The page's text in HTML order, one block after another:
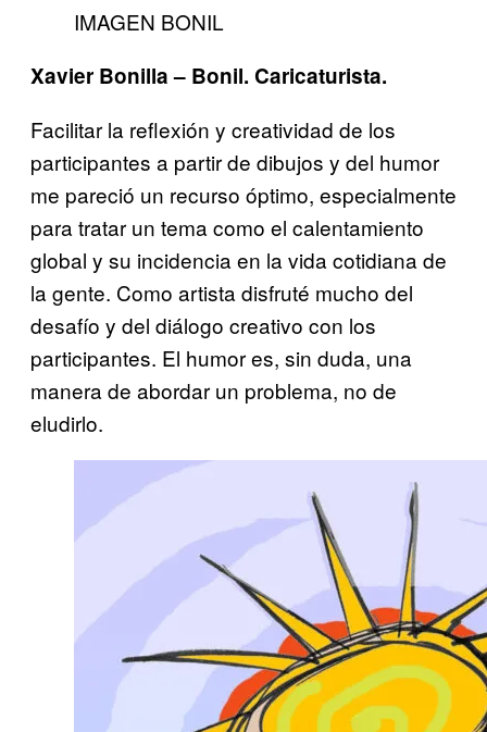
IMAGEN BONIL
Xavier Bonilla – Bonil. Caricaturista.
Facilitar la reflexión y creatividad de los
participantes a partir de dibujos y del humor
me pareció un recurso óptimo, especialmente
para tratar un tema como el calentamiento
global y su incidencia en la vida cotidiana de
la gente. Como artista disfruté mucho del
desafío y del diálogo creativo con los
participantes. El humor es, sin duda, una
manera de abordar un problema, no de
eludirlo.